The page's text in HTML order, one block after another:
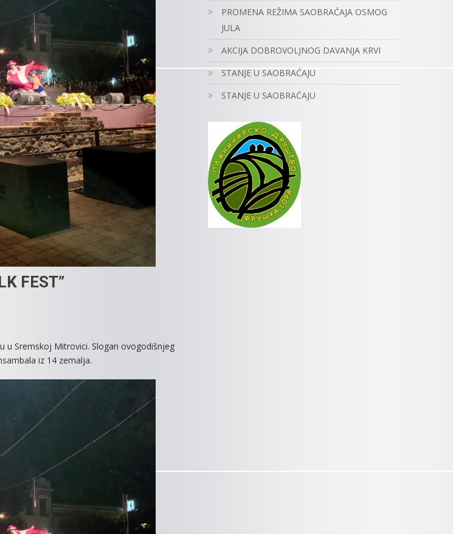
FEST”
u Sremskoj Mitrovici. Slogan ovogodišnjeg
iz 14 zemalja.
PROMENA REŽIMA SAOBRAĆAJA OSMOG
JULA
AKCIJA DOBROVOLJNOG DAVANJA KRVI
STANJE U SAOBRAĆAJU
STANJE U SAOBRAĆAJU